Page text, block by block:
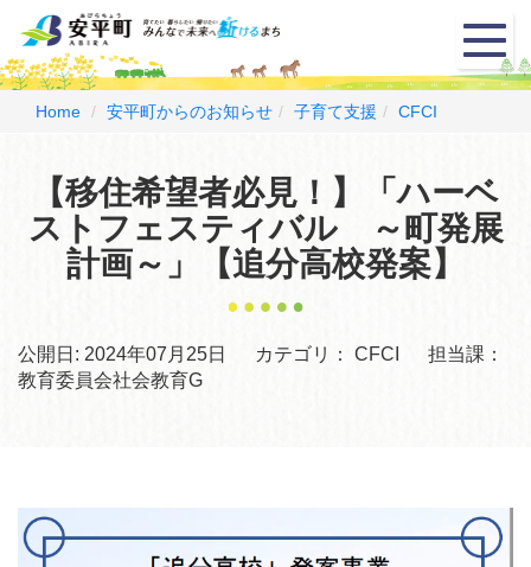
メ
ニ
ュ
Home 安平町からのお知らせ 子育て支援 CFCI
【移住希望者必見！】「ハーベ
ストフェスティバル ～町発展
計画～」【追分高校発案】
公開日: 2024年07月25日 カテゴリ： CFCI
担当課：
教育委員会社会教育G